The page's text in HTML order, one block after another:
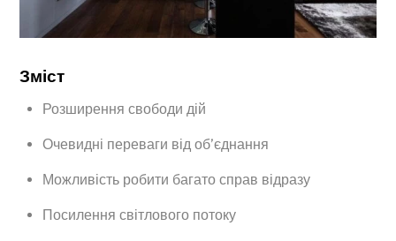
Зміст
Розширення свободи дій
Очевидні переваги від об’єднання
Можливість робити багато справ відразу
Посилення світлового потоку